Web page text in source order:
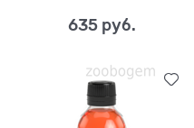
635 руб.